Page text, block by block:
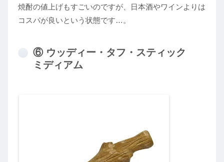
焼酎の値上げもすごいのですが、日本酒やワインよりは
コスパが良いという状態です…。
⑥ ウッディー・タフ・スティック
ミディアム